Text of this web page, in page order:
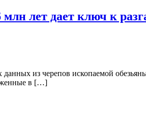
лет дает ключ к
из черепов ископаемой
в […]